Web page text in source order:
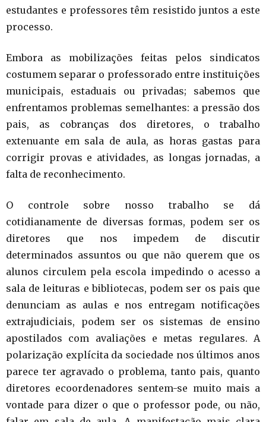
estudantes e professores têm resistido juntos a este
processo.
Embora as mobilizações feitas pelos sindicatos
costumem separar o professorado entre instituições
municipais, estaduais ou privadas; sabemos que
enfrentamos problemas semelhantes: a pressão dos
pais, as cobranças dos diretores, o trabalho
extenuante em sala de aula, as horas gastas para
corrigir provas e atividades, as longas jornadas, a
falta de reconhecimento.
O controle sobre nosso trabalho se dá
cotidianamente de diversas formas, podem ser os
diretores que nos impedem de discutir
determinados assuntos ou que não querem que os
alunos circulem pela escola impedindo o acesso a
sala de leituras e bibliotecas, podem ser os pais que
denunciam as aulas e nos entregam notificações
extrajudiciais, podem ser os sistemas de ensino
apostilados com avaliações e metas regulares. A
polarização explícita da sociedade nos últimos anos
parece ter agravado o problema, tanto pais, quanto
diretores ecoordenadores sentem-se muito mais a
vontade para dizer o que o professor pode, ou não,